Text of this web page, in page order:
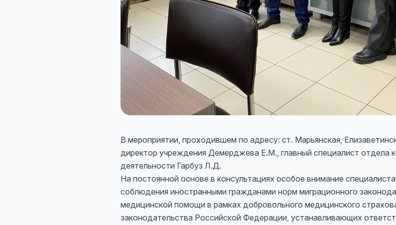
В мероприятии, проходившем по адресу: ст. Марьянская,
директор учреждения Демерджева Е.М., главный специалист отдела
деятельности Гарбуз Л.Д.
На постоянной основе в консультациях особое внимание
соблюдения иностранными гражданами норм миграционного
медицинской помощи в рамках добровольного медицинского
законодательства Российской Федерации, устанавливающих